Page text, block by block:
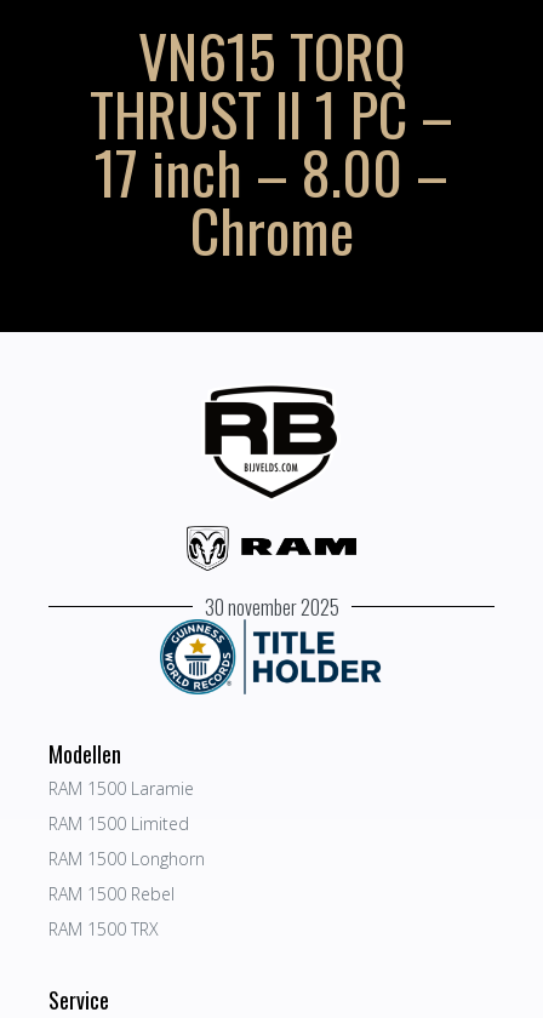
VN615 TORQ
THRUST II 1 PC –
17 inch – 8.00 –
Chrome
30 november 2025
Modellen
RAM 1500 Laramie
RAM 1500 Limited
RAM 1500 Longhorn
RAM 1500 Rebel
RAM 1500 TRX
Service